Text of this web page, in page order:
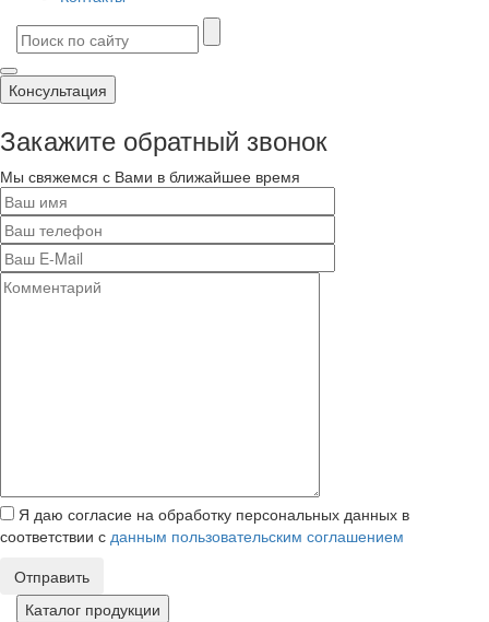
Консультация
Закажите обратный звонок
Мы свяжемся с Вами в ближайшее время
Я даю согласие на обработку персональных данных в
соответствии с данным пользовательским соглашением
Отправить
Каталог продукции